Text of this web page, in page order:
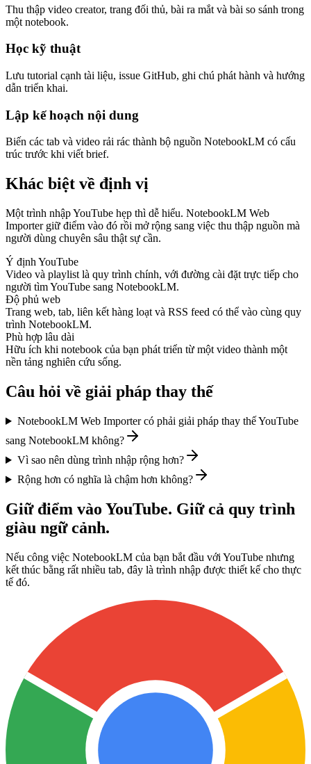
Thu thập video creator, trang đối thủ, bài ra mắt và bài so sánh trong
một notebook.
Học kỹ thuật
Lưu tutorial cạnh tài liệu, issue GitHub, ghi chú phát hành và hướng
dẫn triển khai.
Lập kế hoạch nội dung
Biến các tab và video rải rác thành bộ nguồn NotebookLM có cấu
trúc trước khi viết brief.
Khác biệt về định vị
Một trình nhập YouTube hẹp thì dễ hiểu. NotebookLM Web
Importer giữ điểm vào đó rồi mở rộng sang việc thu thập nguồn mà
người dùng chuyên sâu thật sự cần.
Ý định YouTube
Video và playlist là quy trình chính, với đường cài đặt trực tiếp cho
người tìm YouTube sang NotebookLM.
Độ phủ web
Trang web, tab, liên kết hàng loạt và RSS feed có thể vào cùng quy
trình NotebookLM.
Phù hợp lâu dài
Hữu ích khi notebook của bạn phát triển từ một video thành một
nền tảng nghiên cứu sống.
Câu hỏi về giải pháp thay thế
NotebookLM Web Importer có phải giải pháp thay thế YouTube
sang NotebookLM không?
Vì sao nên dùng trình nhập rộng hơn?
Rộng hơn có nghĩa là chậm hơn không?
Giữ điểm vào YouTube. Giữ cả quy trình
giàu ngữ cảnh.
Nếu công việc NotebookLM của bạn bắt đầu với YouTube nhưng
kết thúc bằng rất nhiều tab, đây là trình nhập được thiết kế cho thực
tế đó.